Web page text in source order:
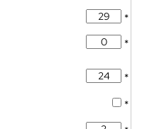
*
*
*
*